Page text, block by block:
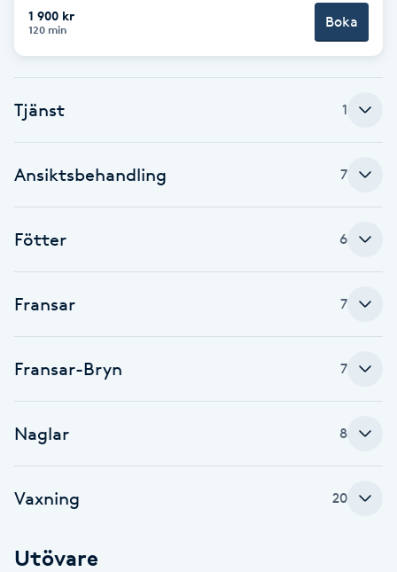
Coachning
Color correction
Cryoterapi
Dermapen
Diamantslipning
Enzympeeling
Extensions borttagning
Eyeliner-tatuering
F
1 900 kr
120 min Boka
Tjänst 1
Ansiktsbehandling 7
Fötter 6
Fransar 7
Fransar-Bryn 7
Naglar 8
Vaxning 20
Utövare